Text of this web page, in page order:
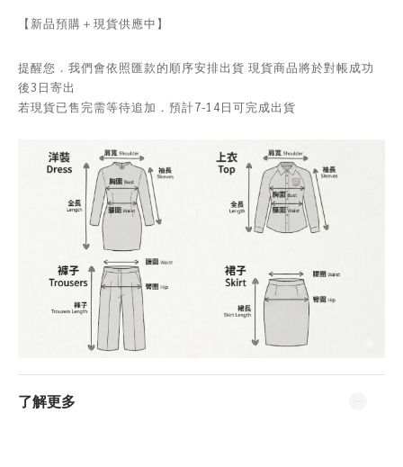
【新品預購＋現貨供應中】
提醒您．我們會依照匯款的順序安排出貨 現貨商品將於對帳成功
後3日寄出
若現貨已售完需等待追加．預計7-14日可完成出貨
了解更多